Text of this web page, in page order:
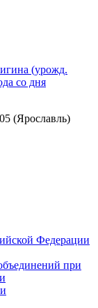
(урожд.
со дня
(Ярославль)
Федерации
при